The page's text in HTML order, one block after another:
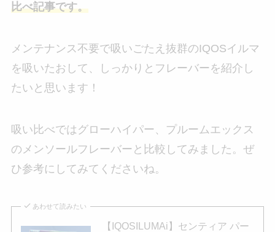
比べ記事です。
メンテナンス不要で吸いごたえ抜群のIQOSイルマ
を吸いたおして、しっかりとフレーバーを紹介し
たいと思います！
吸い比べではグローハイパー、プルームエックス
のメンソールフレーバーと比較してみました。ぜ
ひ参考にしてみてくださいね。
あわせて読みたい
【IQOSILUMAi】センティア パー